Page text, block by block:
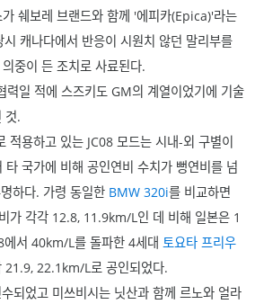
쉐보레 브랜드와 함께 '에피카(Epica)'라는
캐나다에서 반응이 시원치 않던 말리부를
중이 든 조치로 사료된다.
력일 적에 스즈키도 GM의 계열이었기에 기술
것.
적용하고 있는 JC08 모드는 시내-외 구별이
국가에 비해 공인연비 수치가 뻥연비를 넘
하다. 가령 동일한 BMW 320i를 비교하면
가 각각 12.8, 11.9km/L인 데 비해 일본은 1
에서 40km/L를 돌파한 4세대토요타 프리우
21.9, 22.1km/L로 공인되었다.
되었고 미쓰비시는 닛산과 함께 르노와 얼라